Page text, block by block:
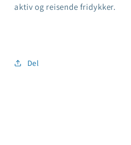
aktiv og reisende fridykker.
Del